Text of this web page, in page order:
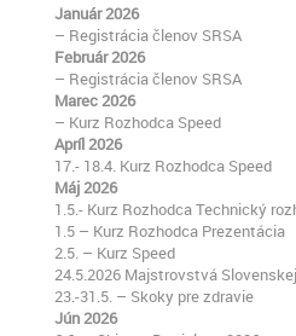
Január 2026
– Registrácia členov SRSA
Február 2026
– Registrácia členov SRSA
Marec 2026
– Kurz Rozhodca Speed
Apríl 2026
17.- 18.4. Kurz Rozhodca Speed
Máj 2026
1.5.- Kurz Rozhodca Technický
1.5 – Kurz Rozhodca Prezentácia
2.5. – Kurz Speed
24.5.2026 Majstrovstvá
23.-31.5. – Skoky pre zdravie
Jún 2026